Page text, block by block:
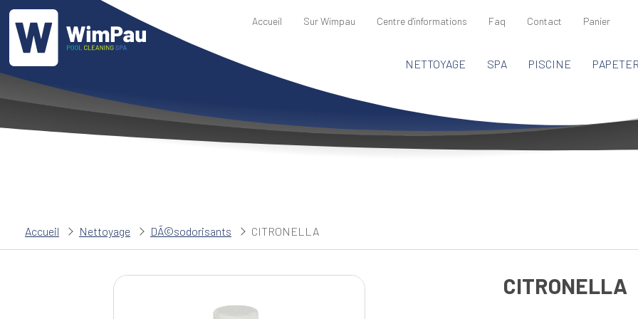
Accueil Sur Wimpau Centre d'informations Faq Contact Panier
NETTOYAGE SPA PISCINE
Accueil Nettoyage DÃ©sodorisants CITRONELLA
CITRONELLA